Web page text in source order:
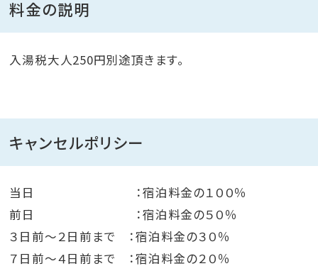
料金の説明
入湯税大人250円別途頂きます。
キャンセルポリシー
当日 ：宿泊料金の１００％
前日 ：宿泊料金の５０％
３日前～２日前まで ：宿泊料金の３０％
７日前～４日前まで ：宿泊料金の２０％